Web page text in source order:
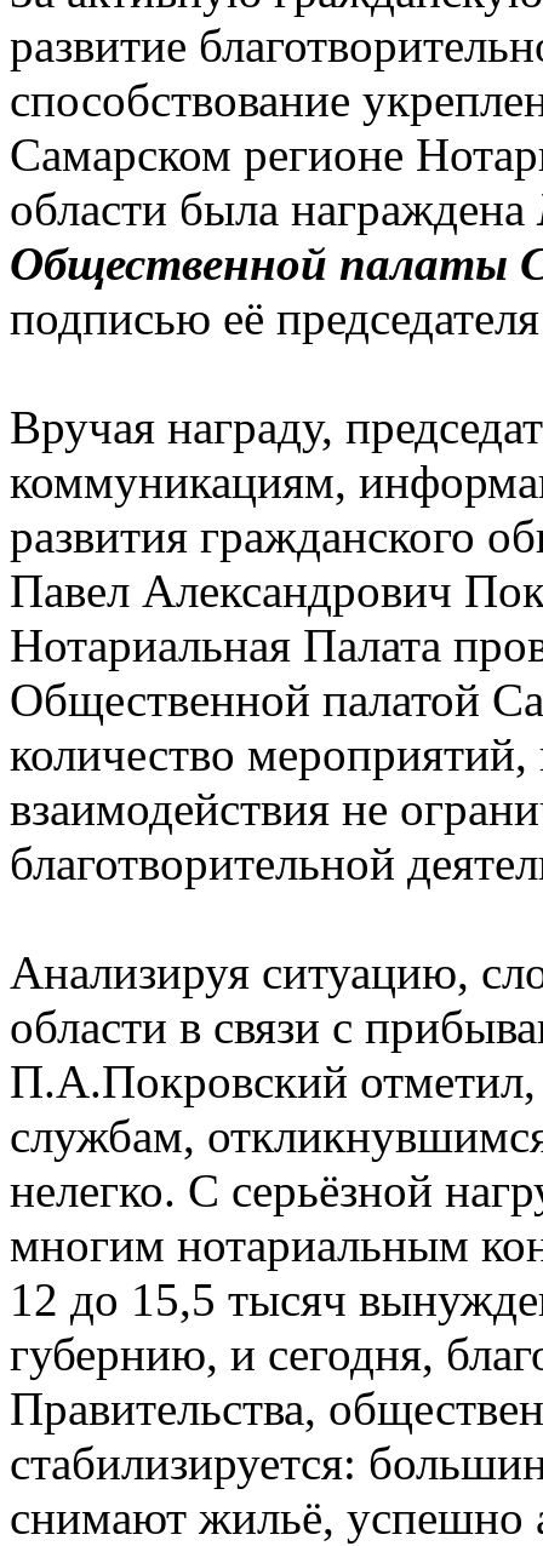
развитие
способствование
Самарском регионе
области была награждена
Общественной палаты
подписью её
Вручая награду,
коммуникациям,
развития гражданского
Павел Александрович
Нотариальная Палата
Общественной палатой
количество
взаимодействия не
благотворительной
Анализируя ситуацию,
области в связи с
П.А.Покровский отметил,
службам,
нелегко. С серьёзной
многим нотариальным
12 до 15,5 тысяч
губернию, и сегодня,
Правительства,
стабилизируется:
снимают жильё, успешно